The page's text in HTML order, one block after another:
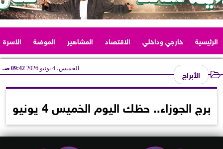
الرئيسية خارجي وداخلي الاقتصاد المشاهير الموضة الأسرة
الأبراج الخميس، 4 يونيو 2026 09:42 صـ
برج الجوزاء.. حظك اليوم الخميس 4 يونيو